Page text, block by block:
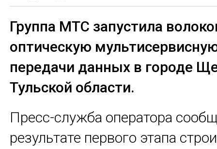
Группа МТС запустила
оптическую
передачи данных в городе
Тульской области.
Пресс-служба оператора
результате первого этапа